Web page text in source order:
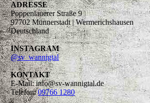
ADRESSE
Poppenlauerer Straße 9
97702 Münnerstadt | Wermerichshausen
Deutschland
INSTAGRAM
@sv_wannigtal
KONTAKT
E-Mail: info@sv-wannigtal.de
Telefon:09766 1280